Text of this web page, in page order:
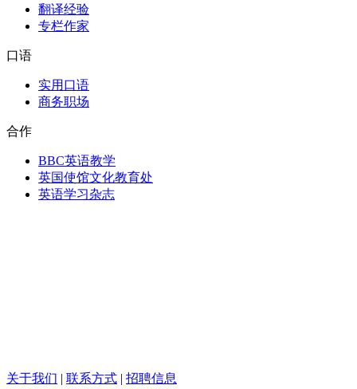
翻译经验
专栏作家
口语
实用口语
商务职场
合作
BBC英语教学
英国使馆文化教育处
英语学习杂志
关于我们 | 联系方式 | 招聘信息